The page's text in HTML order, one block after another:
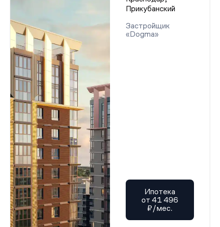
Прикубанский
Застройщик
«Dogma»
Ипотека
от 41 496
₽/мес.